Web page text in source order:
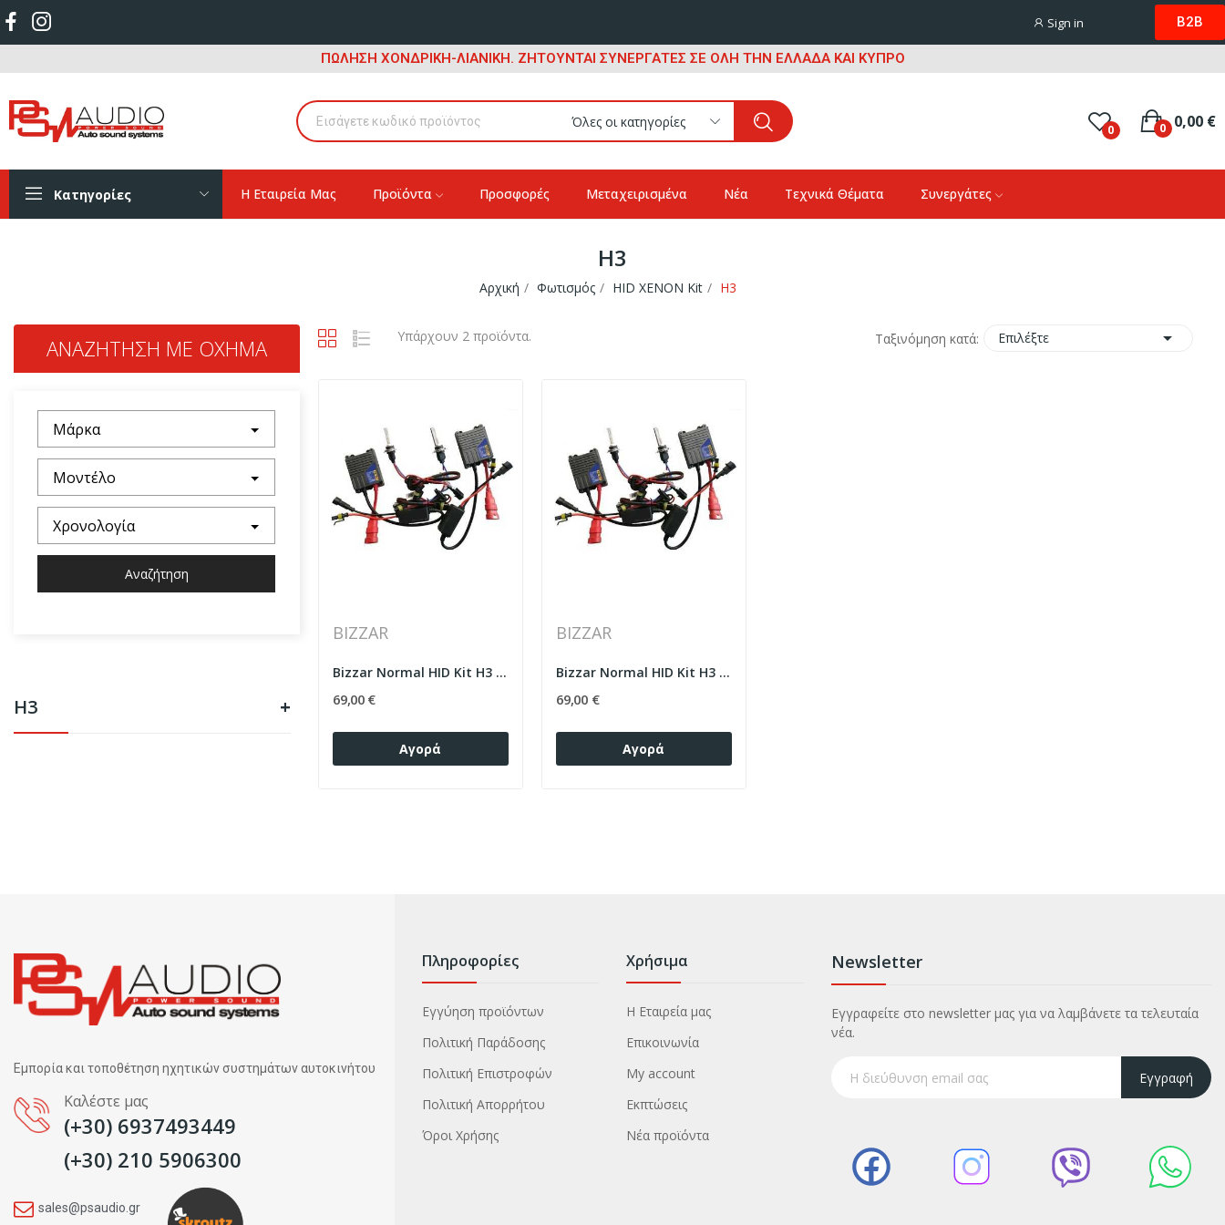
Sign in B2B
ΠΩΛΗΣΗ ΧΟΝΔΡΙΚΗ-ΛΙΑΝΙΚΗ. ΖΗΤΟΥΝΤΑΙ ΣΥΝΕΡΓΑΤΕΣ ΣΕ ΟΛΗ ΤΗΝ ΕΛΛΑΔΑ ΚΑΙ ΚΥΠΡΟ
Όλες οι κατηγορίες 0 0,00 €
0
Κατηγορίες Η Εταιρεία Μας Προϊόντα Προσφορές Μεταχειρισμένα Νέα Τεχνικά Θέματα Συνεργάτες
H3
Αρχική Φωτισμός HID XENON Kit H3
ΑΝΑΖΉΤΗΣΗ ΜΕ ΌΧΗΜΑ
Μάρκα
Μοντέλο
Χρονολογία
Αναζήτηση
H3 +
Υπάρχουν 2 προϊόντα. Ταξινόμηση κατά: Επιλέξτε 
BIZZAR
Bizzar Normal HID Kit H3 8000k
69,00 €
Αγορά
BIZZAR
Bizzar Normal HID Kit H3 6000k
69,00 €
Αγορά
Εμπορία και τοποθέτηση ηχητικών συστημάτων αυτοκινήτου
Καλέστε μας
(+30) 6937493449
(+30) 210 5906300
sales@psaudio.gr
Πληροφορίες
Εγγύηση προϊόντων
Πολιτική Παράδοσης
Πολιτική Επιστροφών
Πολιτική Απορρήτου
Όροι Χρήσης
Χρήσιμα
Η Εταιρεία μας
Επικοινωνία
My account
Εκπτώσεις
Νέα προϊόντα
Newsletter
Εγγραφείτε στο newsletter μας για να λαμβάνετε τα τελευταία
νέα.
Εγγραφή